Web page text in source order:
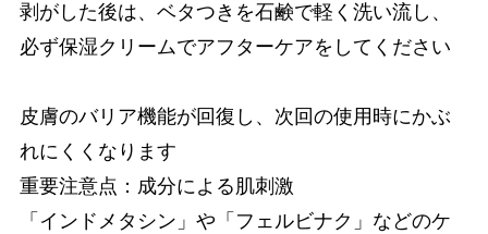
剥がした後は、ベタつきを石鹸で軽く洗い流し、
必ず保湿クリームでアフターケアをしてください
皮膚のバリア機能が回復し、次回の使用時にかぶ
れにくくなります
重要注意点：成分による肌刺激
「インドメタシン」や「フェルビナク」などのケ